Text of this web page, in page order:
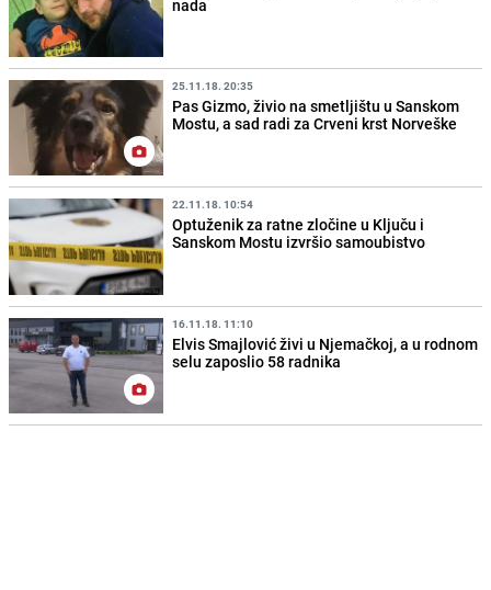
nada
25.11.18. 20:35
Pas Gizmo, živio na smetljištu u Sanskom
Mostu, a sad radi za Crveni krst Norveške
22.11.18. 10:54
Optuženik za ratne zločine u Ključu i
Sanskom Mostu izvršio samoubistvo
16.11.18. 11:10
Elvis Smajlović živi u Njemačkoj, a u rodnom
selu zaposlio 58 radnika